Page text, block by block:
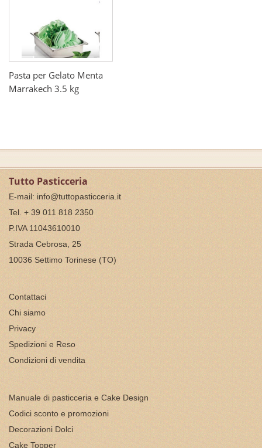
Pasta per Gelato Menta
Marrakech 3.5 kg
Tutto Pasticceria
E-mail: info@tuttopasticceria.it
Tel. + 39 011 818 2350
P.IVA 11043610010
Strada Cebrosa, 25
10036 Settimo Torinese (TO)
Contattaci
Chi siamo
Privacy
Spedizioni e Reso
Condizioni di vendita
Manuale di pasticceria e Cake Design
Codici sconto e promozioni
Decorazioni Dolci
Cake Topper